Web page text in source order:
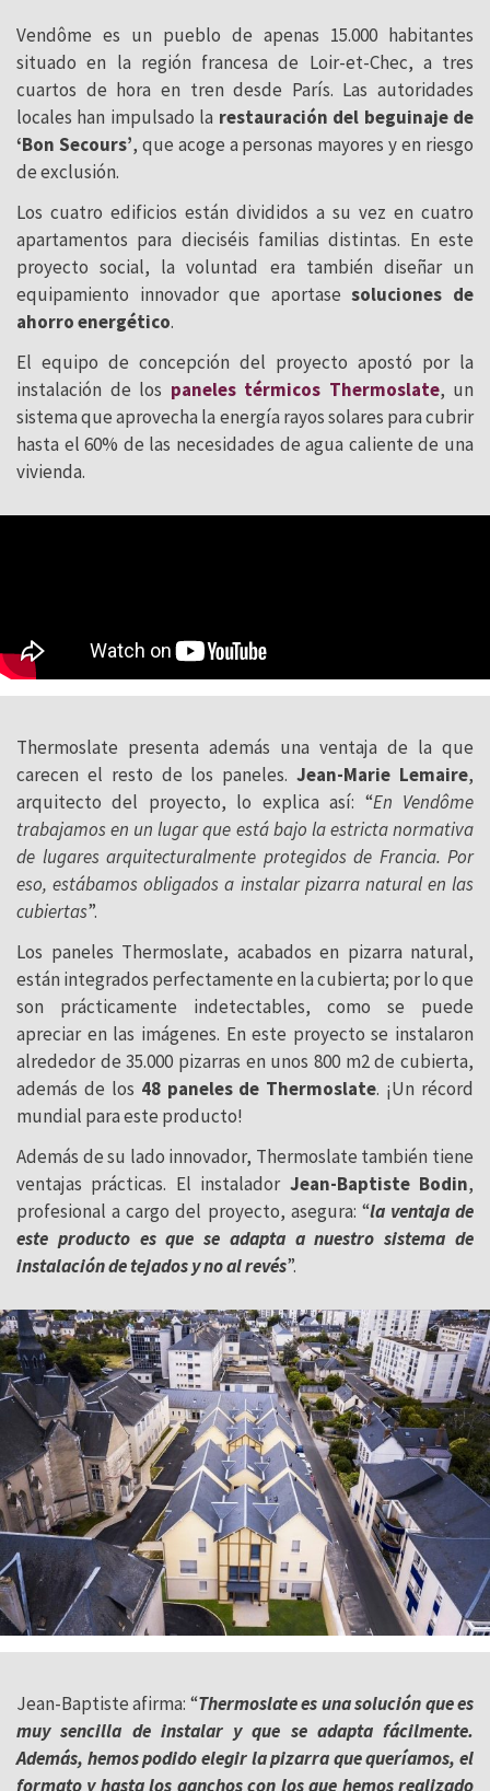
Vendôme es un pueblo de apenas 15.000 habitantes
situado en la región francesa de Loir-et-Chec, a tres
cuartos de hora en tren desde París. Las autoridades
locales han impulsado la restauración del beguinaje de
‘Bon Secours’, que acoge a personas mayores y en riesgo
de exclusión.
Los cuatro edificios están divididos a su vez en cuatro
apartamentos para dieciséis familias distintas. En este
proyecto social, la voluntad era también diseñar un
equipamiento innovador que aportasesoluciones de
ahorro energético.
El equipo de concepción del proyecto apostó por la
instalación de los paneles térmicos Thermoslate, un
sistema que aprovecha la energía rayos solares para cubrir
hasta el 60% de las necesidades de agua caliente de una
vivienda.
Thermoslate presenta además una ventaja de la que
carecen el resto de los paneles.Jean-Marie Lemaire,
arquitecto del proyecto, lo explica así: “En Vendôme
trabajamos en un lugar que está bajo la estricta normativa
de lugares arquitecturalmente protegidos de Francia. Por
eso, estábamos obligados a instalar pizarra natural en las
cubiertas”.
Los paneles Thermoslate, acabados en pizarra natural,
están integrados perfectamente en la cubierta; por lo que
son prácticamente indetectables, como se puede
apreciar en las imágenes. En este proyecto se instalaron
alrededor de 35.000 pizarras en unos 800 m2 de cubierta,
además de los 48 paneles de Thermoslate. ¡Un récord
mundial para este producto!
Además de su lado innovador, Thermoslate también tiene
ventajas prácticas. El instalador Jean-Baptiste Bodin,
profesional a cargo del proyecto, asegura: “la ventaja de
este producto es que se adapta a nuestro sistema de
instalación de tejados y no al revés”.
Jean-Baptiste afirma: “Thermoslate es una solución que es
muy sencilla de instalar y que se adapta fácilmente.
Además, hemos podido elegir la pizarra que queríamos, el
formato y hasta los ganchos con los que hemos realizado